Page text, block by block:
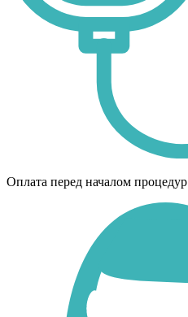
Оплата перед началом процедур